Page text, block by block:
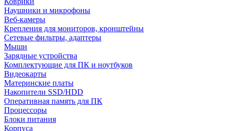
Наушники и микрофоны
Веб-камеры
Крепления для мониторов, кронштейны
Сетевые фильтры, адаптеры
Мыши
Зарядные устройства
Комплектующие для ПК и ноутбуков
Видеокарты
Материнские платы
Накопители SSD/HDD
Оперативная память для ПК
Процессоры
Блоки питания
Корпуса